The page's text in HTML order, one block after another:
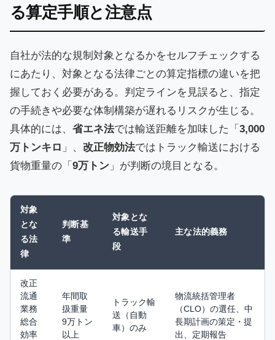
る算定手順と注意点
自社が法的な規制対象となるかをセルフチェックする
にあたり、対象となる法律ごとの算定指標の違いを把
握しておく必要がある。判定ラインを見誤ると、指定
の手続きや必要な体制構築が遅れるリスクが生じる。
具体的には、 省エネ法では輸送距離を加味した「 3,000
万トンキロ 」、 改正物効法ではトラック輸送における
貨物重量の「 9万トン 」が判断の境目となる。
対象
とな
る法
律
判断基
準
対象とな
る輸送手
段
主な法的義務
改正
流通
業務
総合
効率
年間取
扱重量
9万トン
以上
トラック輸
送（自動
車）のみ
物流統括管理者
（CLO）の選任、中
長期計画の策定・提
出、定期報告